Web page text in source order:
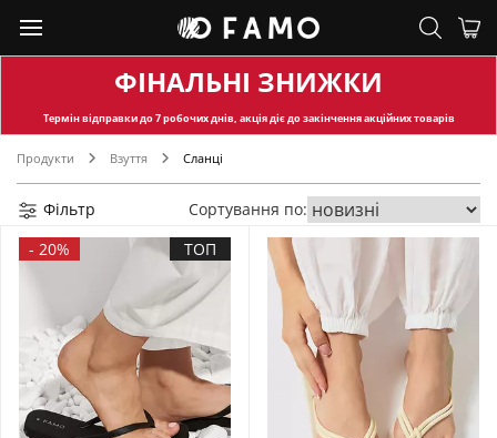
ФІНАЛЬНІ ЗНИЖКИ
Термін відправкидо 7 робочих днів, акція діє до закінчення акційних товарів
Продукти Взуття Сланці
Фільтр
Сортування по:
- 20% ТОП